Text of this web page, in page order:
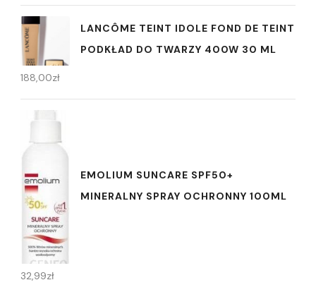
LANCÔME TEINT IDOLE FOND DE TEINT
PODKŁAD DO TWARZY 400W 30 ML
188,00zł
EMOLIUM SUNCARE SPF50+
MINERALNY SPRAY OCHRONNY 100ML
32,99zł